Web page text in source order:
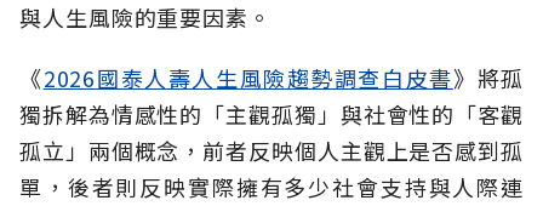
與人生風險的重要因素。
《2026國泰人壽人生風險趨勢調查白皮書》將孤
獨拆解為情感性的「主觀孤獨」與社會性的「客觀
孤立」兩個概念，前者反映個人主觀上是否感到孤
單，後者則反映實際擁有多少社會支持與人際連